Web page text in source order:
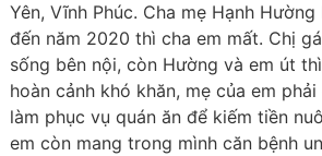
Yên, Vĩnh Phúc. Cha mẹ Hạnh
đến năm 2020 thì cha em mất. Chị
sống bên nội, còn Hường và em út
hoàn cảnh khó khăn, mẹ của em
làm phục vụ quán ăn để kiếm tiền
em còn mang trong mình căn bệnh